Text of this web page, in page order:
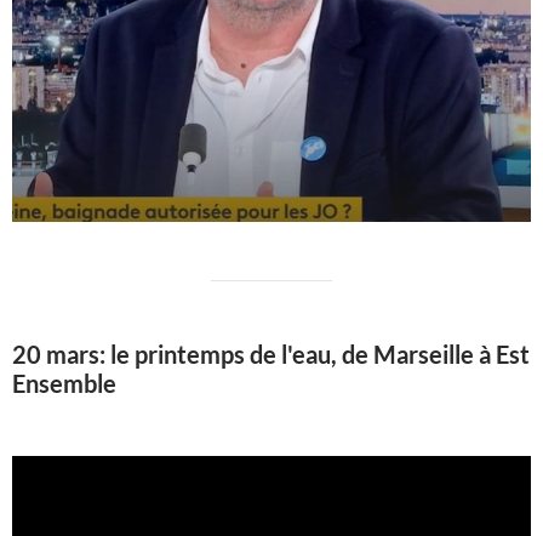
20 mars: le printemps de l'eau, de Marseille à Est
Ensemble